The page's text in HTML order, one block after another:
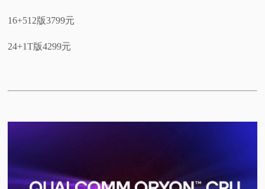
16+512版3799元
24+1T版4299元